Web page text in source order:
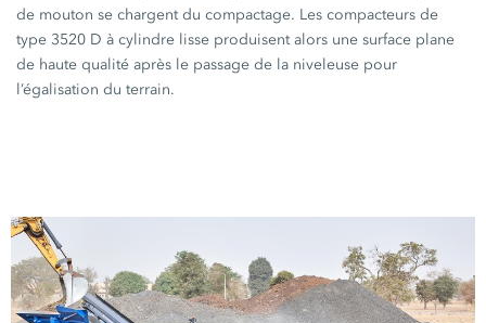
de mouton se chargent du compactage. Les compacteurs de
type 3520 D à cylindre lisse produisent alors une surface plane
de haute qualité après le passage de la niveleuse pour
l’égalisation du terrain.